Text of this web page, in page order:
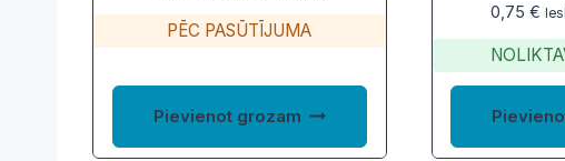
PĒC PASŪTĪJUMA
Pievienot grozam
0,75€